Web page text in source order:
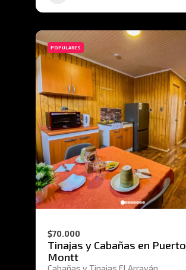
POPULARES
$70.000
Tinajas y Cabañas en Puerto
Montt